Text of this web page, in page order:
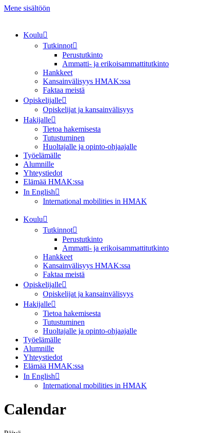
Mene sisältöön
Koulu
Tutkinnot
Perustutkinto
Ammatti- ja erikoisammattitutkinto
Hankkeet
Kansainvälisyys HMAK:ssa
Faktaa meistä
Opiskelijalle
Opiskelijat ja kansainvälisyys
Hakijalle
Tietoa hakemisesta
Tutustuminen
Huoltajalle ja opinto-ohjaajalle
Työelämälle
Alumnille
Yhteystiedot
Elämää HMAK:ssa
In English
International mobilities in HMAK
Koulu
Tutkinnot
Perustutkinto
Ammatti- ja erikoisammattitutkinto
Hankkeet
Kansainvälisyys HMAK:ssa
Faktaa meistä
Opiskelijalle
Opiskelijat ja kansainvälisyys
Hakijalle
Tietoa hakemisesta
Tutustuminen
Huoltajalle ja opinto-ohjaajalle
Työelämälle
Alumnille
Yhteystiedot
Elämää HMAK:ssa
In English
International mobilities in HMAK
Calendar